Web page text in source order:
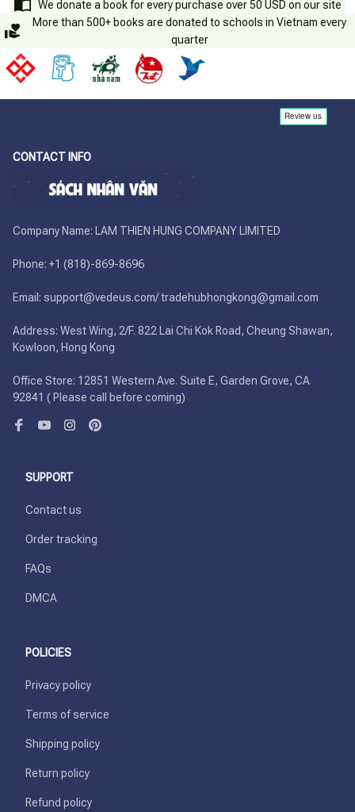
We donate a book for every purchase over 50 USD on our site
More than 500+ books are donated to schools in Vietnam every
quarter
CONTACT INFO
Company Name: LAM THIEN HUNG COMPANY LIMITED
Phone: +1 (818)-869-8696
Email: support@vedeus.com/ tradehubhongkong@gmail.com
Address: West Wing, 2/F. 822 Lai Chi Kok Road, Cheung Shawan,
Kowloon, Hong Kong
Office Store: 12851 Western Ave. Suite E, Garden Grove, CA
92841 ( Please call before coming)
SUPPORT
Contact us
Order tracking
FAQs
DMCA
POLICIES
Privacy policy
Terms of service
Shipping policy
Return policy
Refund policy